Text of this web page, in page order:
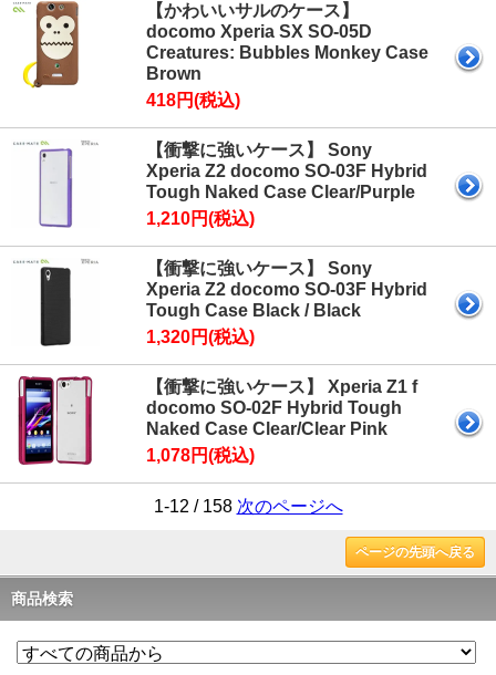
【かわいいサルのケース】
docomo Xperia SX SO-05D
Creatures: Bubbles Monkey Case
Brown
418円(税込)
【衝撃に強いケース】 Sony
Xperia Z2 docomo SO-03F Hybrid
Tough Naked Case Clear/Purple
1,210円(税込)
【衝撃に強いケース】 Sony
Xperia Z2 docomo SO-03F Hybrid
Tough Case Black / Black
1,320円(税込)
【衝撃に強いケース】 Xperia Z1 f
docomo SO-02F Hybrid Tough
Naked Case Clear/Clear Pink
1,078円(税込)
1-12 / 158 次のページへ
ページの先頭へ戻る
商品検索